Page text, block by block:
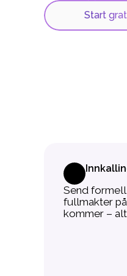
Start
Send
fullmakter
kommer –